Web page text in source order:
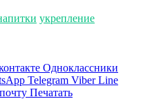
укрепление
Одноклассники
Telegram Viber Line
Печатать